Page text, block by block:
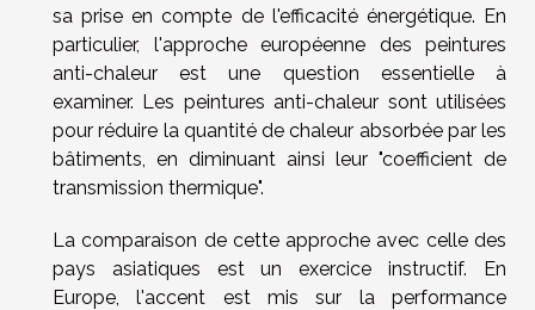
sa prise en compte de l'efficacité énergétique. En
particulier, l'approche européenne des peintures
anti-chaleur est une question essentielle à
examiner. Les peintures anti-chaleur sont utilisées
pour réduire la quantité de chaleur absorbée par les
bâtiments, en diminuant ainsi leur "coefficient de
transmission thermique".
La comparaison de cette approche avec celle des
pays asiatiques est un exercice instructif. En
Europe, l'accent est mis sur la performance